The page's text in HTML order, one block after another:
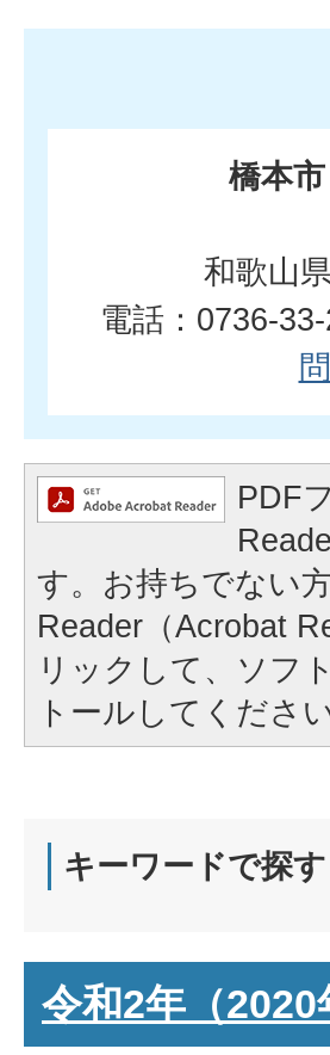
橋本
和歌山
電話：0736-
PDF
す。お持ちでない
Reader（Acrobat
リックして、ソフ
トールしてください
キーワードで探す
令和2年（2020